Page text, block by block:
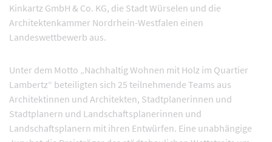
Kinkartz GmbH & Co. KG, die Stadt Würselen und die
Architektenkammer Nordrhein-Westfalen einen
Landeswettbewerb aus.
Unter dem Motto „Nachhaltig Wohnen mit Holz im Quartier
Lambertz“ beteiligten sich 25 teilnehmende Teams aus
Architektinnen und Architekten, Stadtplanerinnen und
Stadtplanern und Landschaftsplanerinnen und
Landschaftsplanern mit ihren Entwürfen. Eine unabhängige